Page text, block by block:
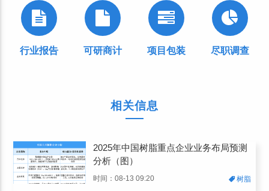
行业报告 可研商计 项目包装 尽职调查
相关信息
2025年中国树脂重点企业业务布局预测
分析（图）
时间：08-13 09:20 树脂